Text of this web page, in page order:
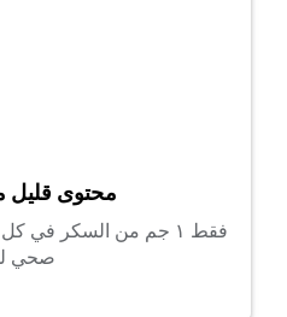
محتوى قليل
فقط ١ جم من السكر في
صحي